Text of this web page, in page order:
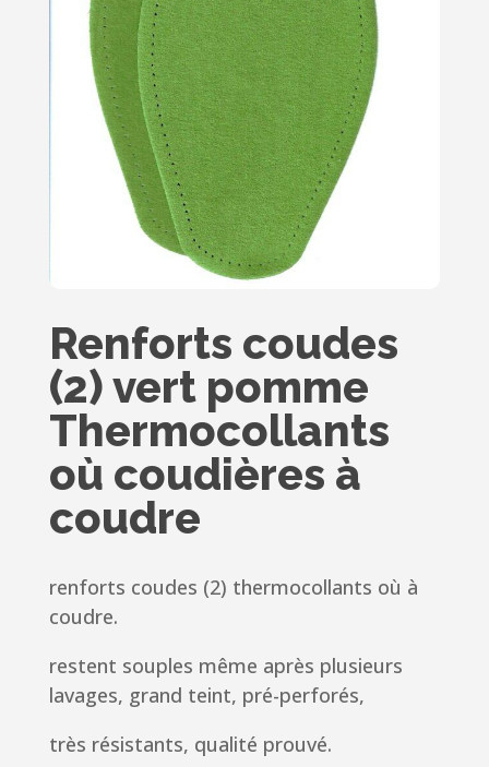
Renforts coudes
(2) vert pomme
Thermocollants
où coudières à
coudre
renforts coudes (2) thermocollants où à
coudre.
restent souples même après plusieurs
lavages, grand teint, pré-perforés,
très résistants, qualité prouvé.